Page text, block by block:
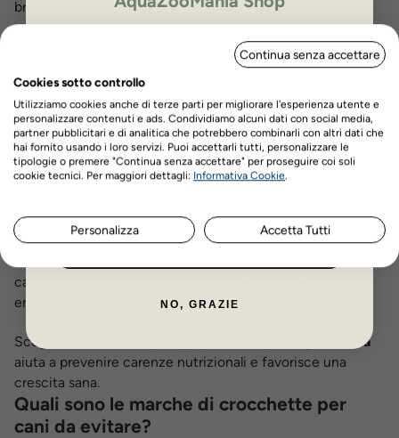
breed, con dimensioni ridotte del croccantino e una
maggiore densità energetica.
Un buon alimento per cuccioli dovrebbe avere:
carne o pesce come primo ingrediente
proteine di alta qualità
grassi essenziali come Omega-3 e Omega-6
vitamine e minerali bilanciati
assenza di zuccheri e coloranti artificiali
La dimensione del croccantino è importante: i cuccioli di
taglia piccola hanno mandibole più delicate e necessitano
cani piccoli è più veloce, quindi serve un alimento più
energetico.
Scegliere
crocchette puppy specifiche per taglia ed età
aiuta a prevenire carenze nutrizionali e favorisce una
crescita sana.
Quali sono le marche di crocchette per
cani da evitare?
Continua senza accettare
Cookies sotto controllo
Utilizziamo cookies anche di terze parti per migliorare l'esperienza utente e
personalizzare contenuti e ads. Condividiamo alcuni dati con social media,
partner pubblicitari e di analitica che potrebbero combinarli con altri dati che
hai fornito usando i loro servizi. Puoi accettarli tutti, personalizzare le
tipologie o premere "Continua senza accettare" per proseguire coi soli
cookie tecnici. Per maggiori dettagli: Informativa Cookie.
Personalizza Accetta Tutti
ISCRIVITI PER OTTENERE IL 5%
DI SCONTO
Nome Cognome
NO, GRAZIE